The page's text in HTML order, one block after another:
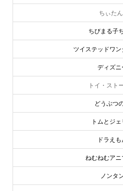
ちぃたん
ちびまる子
ツイステッドワ
ディズニ
トイ・スト
どうぶつ
トムとジ
ドラえも
ねむねむア
ノンタ